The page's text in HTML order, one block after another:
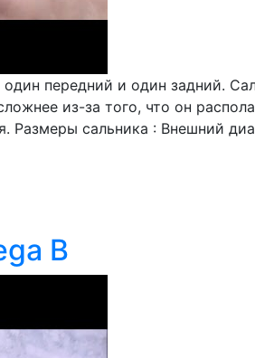
передний и один задний.
из-за того, что он
Размеры сальника : Внешний
B